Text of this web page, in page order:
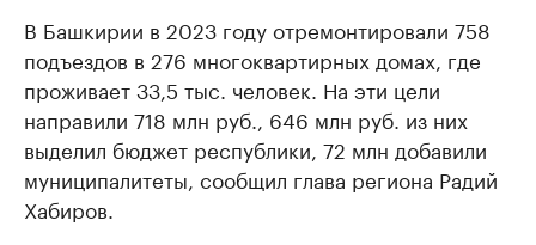
В Башкирии в 2023 году отремонтировали 758
подъездов в 276 многоквартирных домах, где
проживает 33,5 тыс. человек. На эти цели
направили 718 млн руб., 646 млн руб. из них
выделил бюджет республики, 72 млн добавили
муниципалитеты, сообщил глава региона Радий
Хабиров.